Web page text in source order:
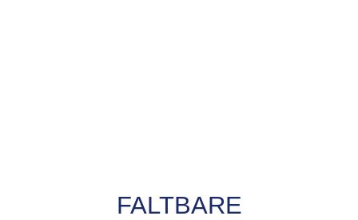
FALTBARE